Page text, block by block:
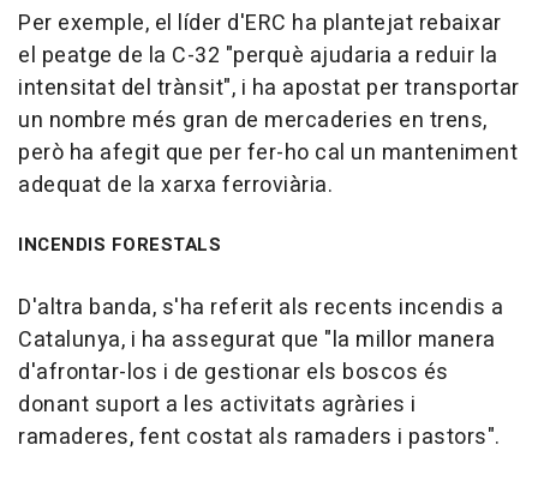
Per exemple, el líder d'ERC ha plantejat rebaixar
el peatge de la C-32 "perquè ajudaria a reduir la
intensitat del trànsit", i ha apostat per transportar
un nombre més gran de mercaderies en trens,
però ha afegit que per fer-ho cal un manteniment
adequat de la xarxa ferroviària.
INCENDIS FORESTALS
D'altra banda, s'ha referit als recents incendis a
Catalunya, i ha assegurat que "la millor manera
d'afrontar-los i de gestionar els boscos és
donant suport a les activitats agràries i
ramaderes, fent costat als ramaders i pastors".